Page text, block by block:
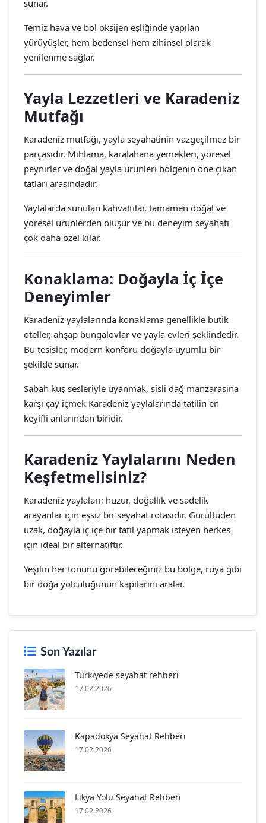
sunar.
Temiz hava ve bol oksijen eşliğinde yapılan
yürüyüşler, hem bedensel hem zihinsel olarak
yenilenme sağlar.
Yayla Lezzetleri ve Karadeniz
Mutfağı
Karadeniz mutfağı, yayla seyahatinin vazgeçilmez bir
parçasıdır. Mıhlama, karalahana yemekleri, yöresel
peynirler ve doğal yayla ürünleri bölgenin öne çıkan
tatları arasındadır.
Yaylalarda sunulan kahvaltılar, tamamen doğal ve
yöresel ürünlerden oluşur ve bu deneyim seyahati
çok daha özel kılar.
Konaklama: Doğayla İç İçe
Deneyimler
Karadeniz yaylalarında konaklama genellikle butik
oteller, ahşap bungalovlar ve yayla evleri şeklindedir.
Bu tesisler, modern konforu doğayla uyumlu bir
şekilde sunar.
Sabah kuş sesleriyle uyanmak, sisli dağ manzarasına
karşı çay içmek Karadeniz yaylalarında tatilin en
keyifli anlarından biridir.
Karadeniz Yaylalarını Neden
Keşfetmelisiniz?
Karadeniz yaylaları; huzur, doğallık ve sadelik
arayanlar için eşsiz bir seyahat rotasıdır. Gürültüden
uzak, doğayla iç içe bir tatil yapmak isteyen herkes
için ideal bir alternatiftir.
Yeşilin her tonunu görebileceğiniz bu bölge, rüya gibi
bir doğa yolculuğunun kapılarını aralar.
Son Yazılar
Türkiyede seyahat rehberi
17.02.2026
Kapadokya Seyahat Rehberi
17.02.2026
Likya Yolu Seyahat Rehberi
17.02.2026